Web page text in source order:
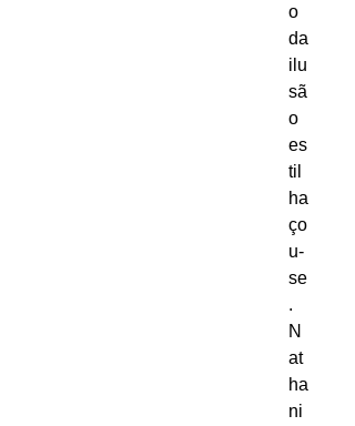
o
da
ilu
sã
o
es
til
ha
ço
u-
se
.
N
at
ha
ni